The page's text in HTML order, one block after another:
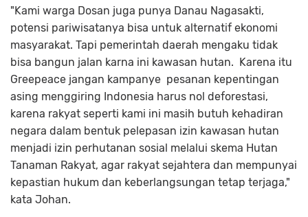
"Kami warga Dosan juga punya Danau Nagasakti,
potensi pariwisatanya bisa untuk alternatif ekonomi
masyarakat. Tapi pemerintah daerah mengaku tidak
bisa bangun jalan karna ini kawasan hutan. Karena itu
Greepeace jangan kampanye pesanan kepentingan
asing menggiring Indonesia harus nol deforestasi,
karena rakyat seperti kami ini masih butuh kehadiran
negara dalam bentuk pelepasan izin kawasan hutan
menjadi izin perhutanan sosial melalui skema Hutan
Tanaman Rakyat, agar rakyat sejahtera dan mempunyai
kepastian hukum dan keberlangsungan tetap terjaga,"
kata Johan.